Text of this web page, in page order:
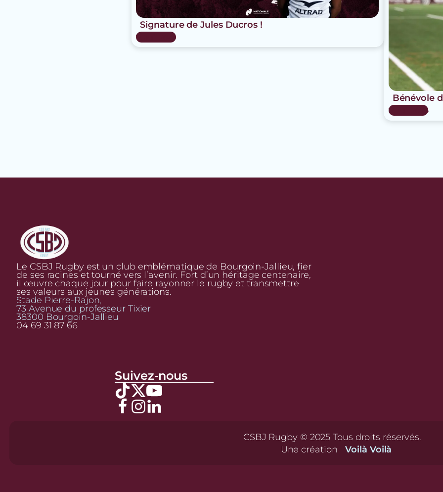
Signature de Jules Ducros !
15 Juil 2026
Bénévole
15 Juil 2026
Le CSBJ Rugby est un club emblématique de Bourgoin-Jallieu, fier
de ses racines et tourné vers l’avenir. Fort d’un héritage centenaire,
il œuvre chaque jour pour faire rayonner le rugby et transmettre
ses valeurs aux jeunes générations.
Stade Pierre-Rajon,
73 Avenue du professeur Tixier
38300 Bourgoin-Jallieu
04 69 31 87 66
Suivez-nous
CSBJ Rugby © 2025 Tous droits réservés.
Une création
Voilà Voilà